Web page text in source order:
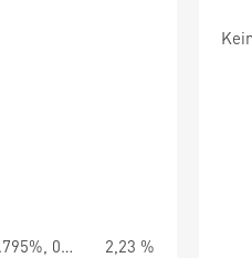
FHLM REMICS 4.795%, 03/25/56
2,23 %